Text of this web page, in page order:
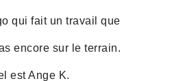
qui fait un travail que
encore sur le terrain.
est Ange K.